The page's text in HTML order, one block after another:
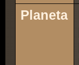
Planeta